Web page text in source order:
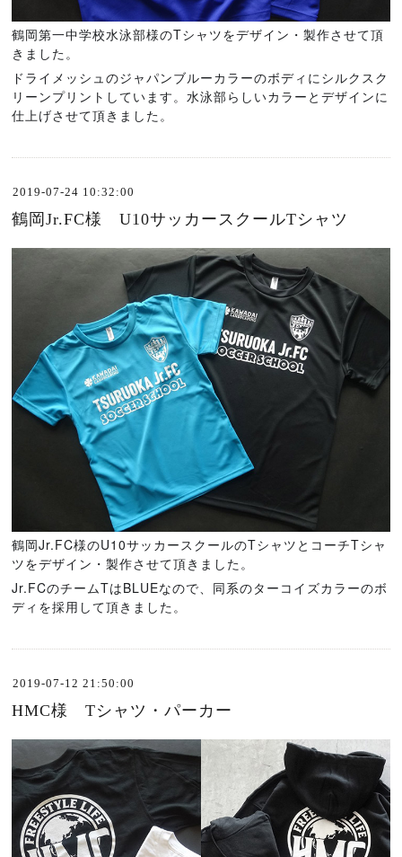
鶴岡第一中学校水泳部様のTシャツをデザイン・製作させて頂
きました。
ドライメッシュのジャパンブルーカラーのボディにシルクスク
リーンプリントしています。水泳部らしいカラーとデザインに
仕上げさせて頂きました。
2019-07-24 10:32:00
鶴岡Jr.FC様 U10サッカースクールTシャツ
鶴岡Jr.FC様のU10サッカースクールのTシャツとコーチTシャ
ツをデザイン・製作させて頂きました。
Jr.FCのチームTはBLUEなので、同系のターコイズカラーのボ
ディを採用して頂きました。
2019-07-12 21:50:00
HMC様 Tシャツ・パーカー